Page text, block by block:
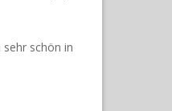
schön in